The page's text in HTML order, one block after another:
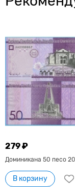
279 ₽
Доминикана 50 песо
В корзину